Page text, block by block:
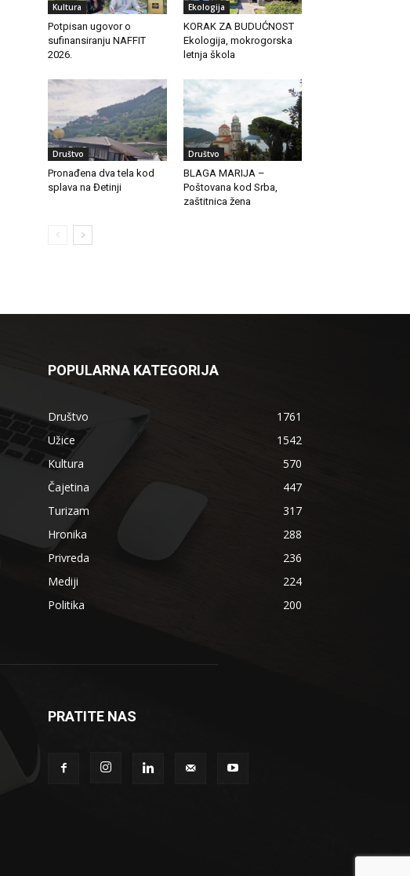
Kultura
Potpisan ugovor o
sufinansiranju NAFFIT
2026.
Ekologija
KORAK ZA BUDUĆNOST
Ekologija, mokrogorska
letnja škola
Društvo
Pronađena dva tela kod
splava na Đetinji
Društvo
BLAGA MARIJA –
Poštovana kod Srba,
zaštitnica žena
POPULARNA KATEGORIJA
Društvo
1761
Užice
1542
Kultura
570
Čajetina
447
Turizam
317
Hronika
288
Privreda
236
Mediji
224
Politika
200
PRATITE NAS